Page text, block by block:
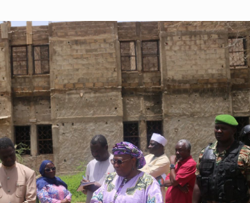
6 août 2026 Niger : Bilan à mi-parcours du
6 août 2026 Chasse aux gabegies à Niamey :
5 août 2026 Tibiri : le dialogue, nouveau terrain